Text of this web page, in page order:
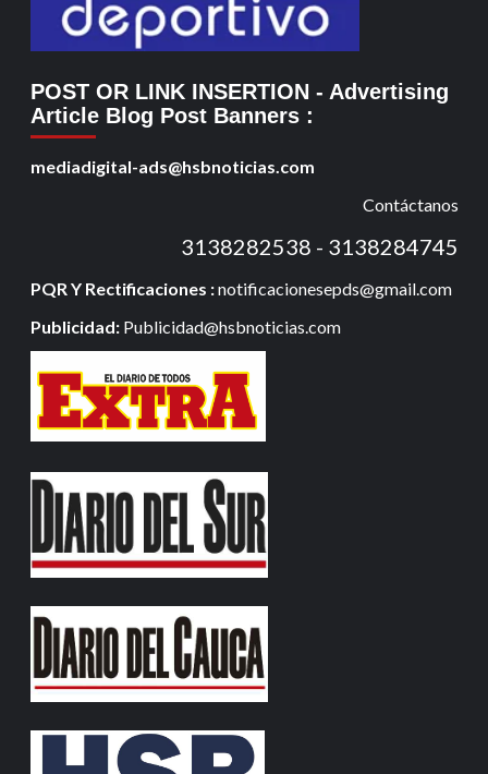
POST OR LINK INSERTION - Advertising
Article Blog Post Banners :
mediadigital-ads@hsbnoticias.com
Contáctanos
3138282538 - 3138284745
PQR Y Rectificaciones :notificacionesepds@gmail.com
Publicidad: Publicidad@hsbnoticias.com